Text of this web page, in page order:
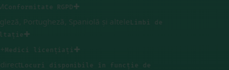
RGPD✚
Portugheză, Spaniolă și alteleLimbi de
✚
licențiați✚
Locuri disponibile în funcție de